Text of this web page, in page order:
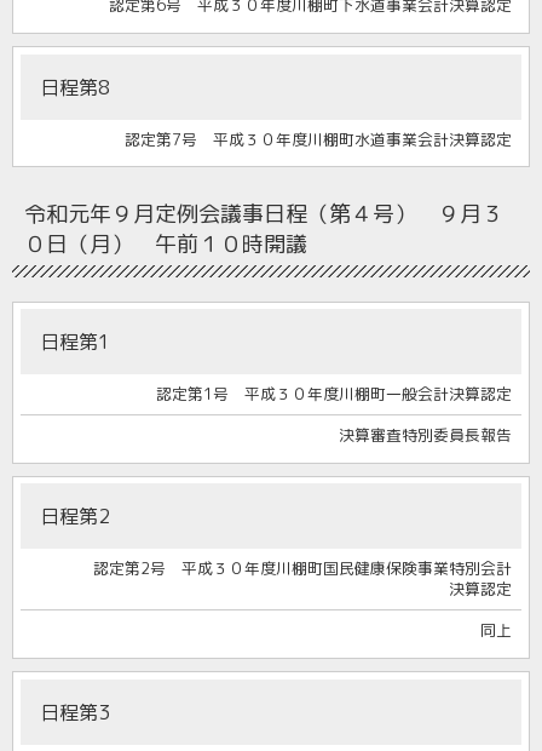
認定第6号 平成３０年度川棚町下水道事業会計決算認定
日程第8
認定第7号 平成３０年度川棚町水道事業会計決算認定
令和元年９月定例会議事日程（第４号） ９月３
０日（月） 午前１０時開議
日程第1
認定第1号 平成３０年度川棚町一般会計決算認定
決算審査特別委員長報告
日程第2
認定第2号 平成３０年度川棚町国民健康保険事業特別会計
決算認定
同上
日程第3